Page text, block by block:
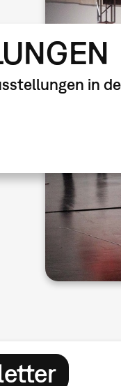
in